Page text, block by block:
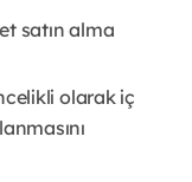
satın alma
olarak iç